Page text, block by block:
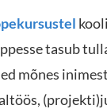
tasub
mõnes